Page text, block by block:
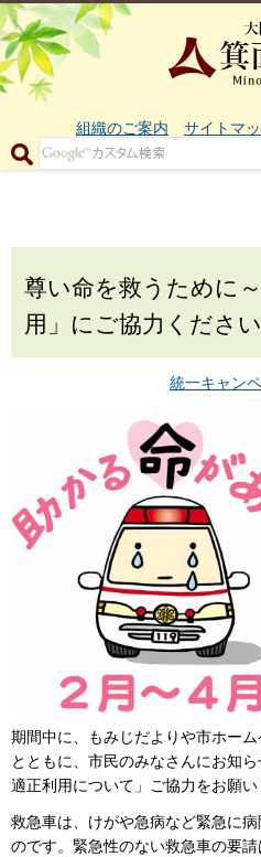
組織のご案内 サイトマ
尊い命を救うために
用」にご協力ください
統一キャン
期間中に、もみじだよりや市ホー
とともに、市民のみなさんにお知
適正利用について」ご協力をお願い
救急車は、けがや急病など緊急に
のです。緊急性のない救急車の要